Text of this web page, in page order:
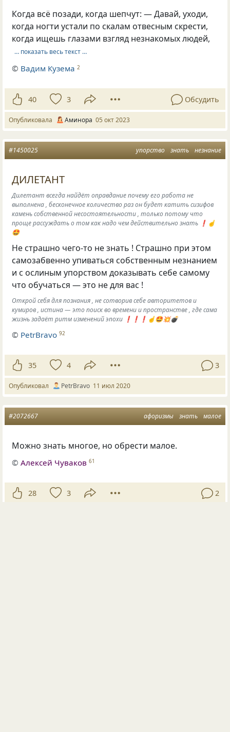
Когда всё позади, когда шепчут: — Давай, уходи,
когда ногти устали по скалам отвесным скрести,
когда ищешь глазами взгляд незнакомых людей,
… показать весь текст …
© Вадим Кузема 2
40 3 Обсудить
Опубликовала Аминора 05 окт 2023
упорство знать незнание
#1450025
ДИЛЕТАНТ
Дилетант всегда найдёт оправдание почему его работа не
выполнена , бесконечное количество раз он будет катить сизифов
камень собственной несостоятельности , только потому что
проще рассуждать о том как надо чем действительно знать ❗️☝️
🤩
Не страшно чего-то не знать ! Страшно при этом
самозабвенно упиваться собственным незнанием
и с ослиным упорством доказывать себе самому
что обучаться — это не для вас !
Открой себя для познания , не сотворив себе авторитетов и
кумиров , истина — это поиск во времени и пространстве , где сама
жизнь задаёт ритм изменений эпохи ❗️❗️❗️☝️🤩💥💣
© PetrBravo 92
35 4 3
Опубликовал PetrBravo 11 июл 2020
афоризмы знать малое
#2072667
Можно знать многое, но обрести малое.
©Алексей Чуваков 61
28 3 2